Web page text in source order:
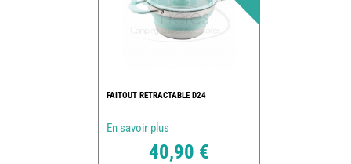
FAITOUT RETRACTABLE D24
En savoir plus
40,90 €